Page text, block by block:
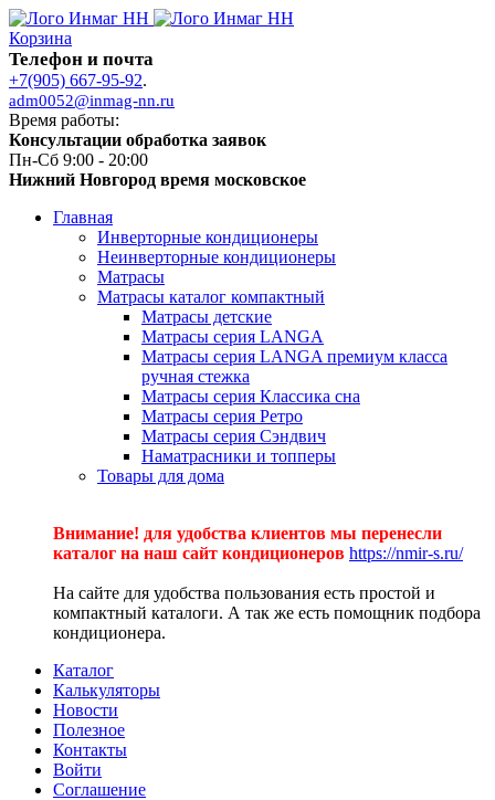
Корзина
Телефон и почта
+7(905) 667-95-92.
adm0052@inmag-nn.ru
Время работы:
Консультации обработка заявок
Пн-Сб 9:00 - 20:00
Нижний Новгород время московское
Главная
Инверторные кондиционеры
Неинверторные кондиционеры
Матрасы
Матрасы каталог компактный
Матрасы детские
Матрасы серия LANGA
Матрасы серия LANGA премиум класса
ручная стежка
Матрасы серия Классика сна
Матрасы серия Ретро
Матрасы серия Сэндвич
Наматрасники и топперы
Товары для дома
Внимание! для удобства клиентов мы перенесли
каталог на наш сайт кондиционеров https://nmir-s.ru/
На сайте для удобства пользования есть простой и
компактный каталоги. А так же есть помощник подбора
кондиционера.
Каталог
Калькуляторы
Новости
Полезное
Контакты
Войти
Соглашение